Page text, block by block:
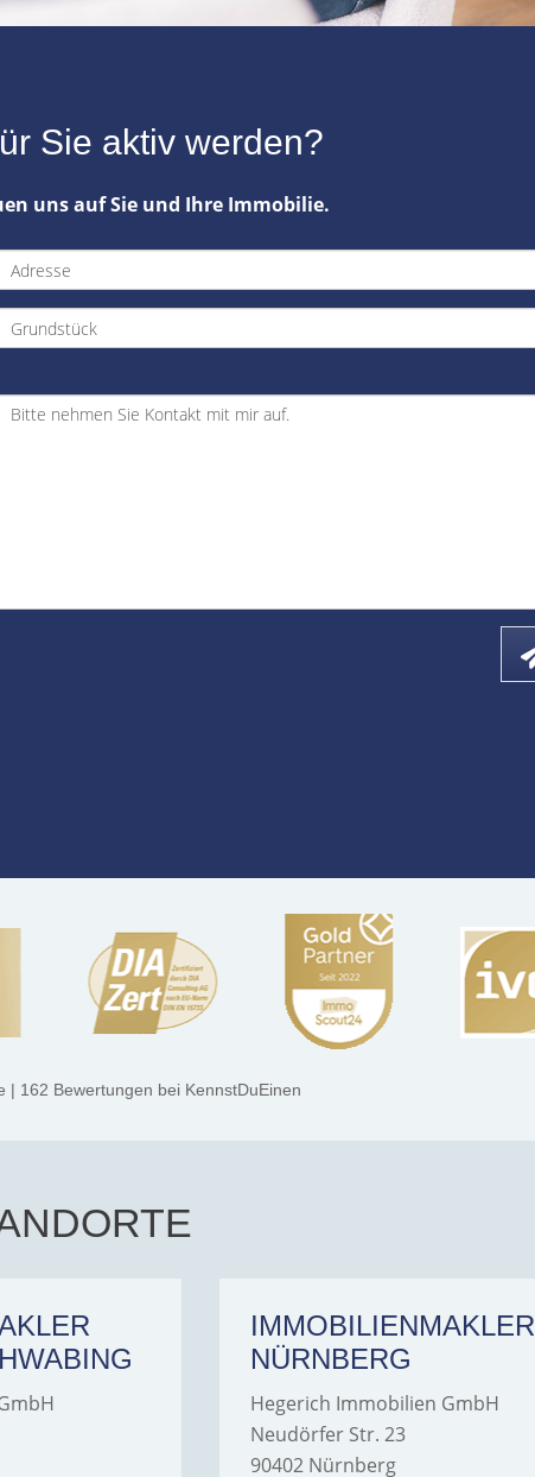
Sie aktiv werden?
uns auf Sie und Ihre Immobilie.
| 162 Bewertungen bei KennstDuEinen
IMMOBILIENMAKLER
NÜRNBERG
Hegerich Immobilien GmbH
Neudörfer Str. 23
90402 Nürnberg